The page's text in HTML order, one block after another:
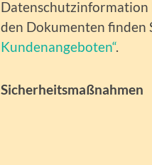
Datenschutzinformation
den Dokumenten finden
Kundenangeboten“.
Sicherheitsmaßnahmen